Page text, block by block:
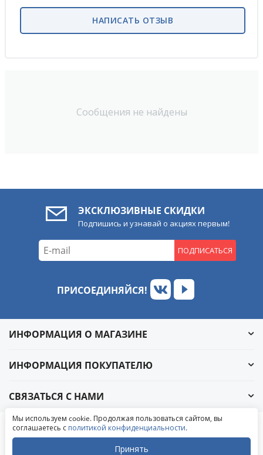
Сообщения не найдены
НАПИСАТЬ ОТЗЫВ
ЭКСКЛЮЗИВНЫЕ СКИДКИ
Подпишись и узнавай о акциях первым!
ПОДПИСАТЬСЯ
ПРИСОЕДИНЯЙСЯ!
ИНФОРМАЦИЯ О МАГАЗИНЕ
ИНФОРМАЦИЯ ПОКУПАТЕЛЮ
СВЯЗАТЬСЯ С НАМИ
© 2004-2026 «УралАвтоСаунд»
Написать в ВКонтакте
Написать в MAX
Мы используем cookie. Продолжая пользоваться сайтом, вы
соглашаетесь с политикой конфиденциальности.
Принять